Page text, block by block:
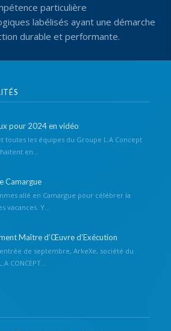
particulière
labélisés ayant une démarche
durable et performante.
pour 2024 en vidéo
et toutes les équipes du Groupe L.A Concept
en...
Camargue
allé en Camargue pour célébrer la
vacances. Y...
Maître d’Œuvre d’Exécution
de septembre, ArkeXe, société du
CONCEPT...